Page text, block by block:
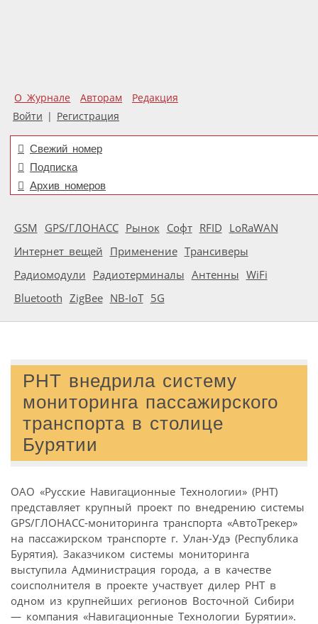
О Журнале Авторам
Редакция
Войти | Регистрация
Свежий номер
Подписка
Архив номеров
GSM GPS/ГЛОНАСС Рынок Софт RFID LoRaWAN
Интернет вещей Применение Трансиверы
Радиомодули Радиотерминалы Антенны WiFi
Bluetooth ZigBee NB-IoT 5G
РНТ внедрила систему
мониторинга пассажирского
транспорта в столице
Бурятии
ОАО «Русские Навигационные Технологии» (РНТ)
представляет крупный проект по внедрению системы
GPS/ГЛОНАСС-мониторинга транспорта «АвтоТрекер»
на пассажирском транспорте г. Улан-Удэ (Республика
Бурятия). Заказчиком системы мониторинга
выступила Администрация города, а в качестве
соисполнителя в проекте участвует дилер РНТ в
одном из крупнейших регионов Восточной Сибири
— компания «Навигационные Технологии Бурятии».